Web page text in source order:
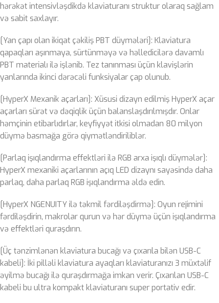
hərəkət intensivləşdikdə klaviaturanı struktur olaraq sağlam
və sabit saxlayır.
[Yan çapı olan ikiqat çəkiliş PBT düymələri]: Klaviatura
qapaqları aşınmaya, sürtünməyə və həlledicilərə davamlı
PBT materialı ilə işlənib. Tez tanınması üçün klavişlərin
yanlarında ikinci dərəcəli funksiyalar çap olunub.
[HyperX Mexanik açarları]: Xüsusi dizayn edilmiş HyperX açar
açarları sürət və dəqiqlik üçün balanslaşdırılmışdır. Onlar
həmçinin etibarlıdırlar, keyfiyyət itkisi olmadan 80 milyon
düymə basmağa görə qiymətləndiriliblər.
[Parlaq işıqlandırma effektləri ilə RGB arxa işıqlı düymələr]:
HyperX mexaniki açarlarının açıq LED dizaynı sayəsində daha
parlaq, daha parlaq RGB işıqlandırma əldə edin.
[HyperX NGENUITY ilə təkmil fərdiləşdirmə]: Oyun rejimini
fərdiləşdirin, makrolar qurun və hər düymə üçün işıqlandırma
və effektləri quraşdırın.
[Üç tənzimlənən klaviatura bucağı və çıxarıla bilən USB-C
kabeli]: İki pilləli klaviatura ayaqları klaviaturanızı 3 müxtəlif
əyilmə bucağı ilə quraşdırmağa imkan verir. Çıxarılan USB-C
kabeli bu ultra kompakt klaviaturanı super portativ edir.